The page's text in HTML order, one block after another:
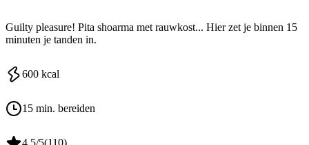
Guilty pleasure! Pita shoarma met rauwkost... Hier zet je binnen 15
minuten je tanden in.
600 kcal
15 min. bereiden